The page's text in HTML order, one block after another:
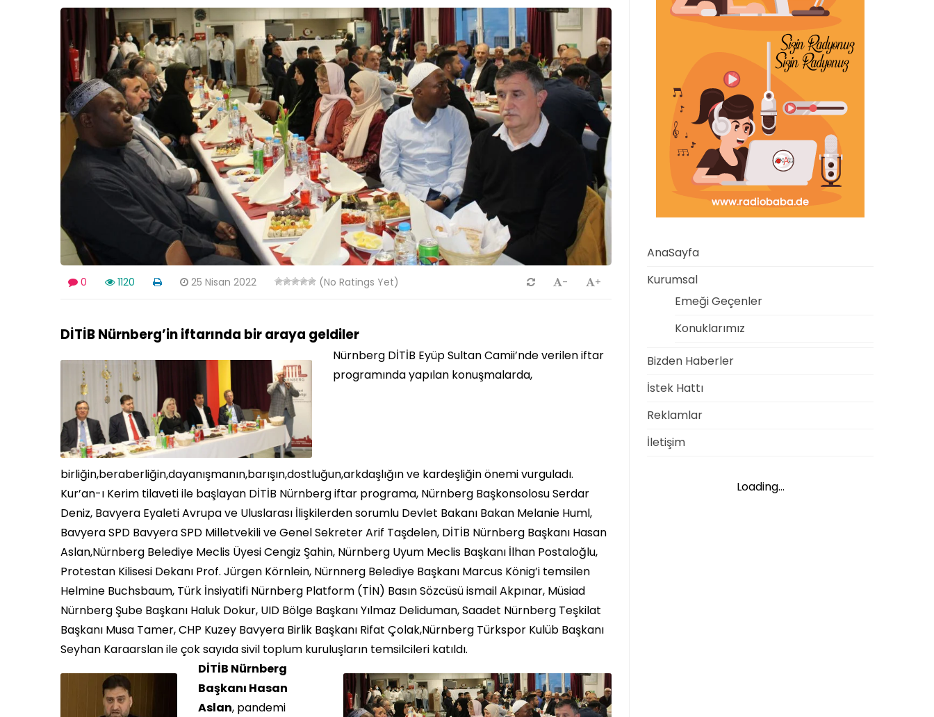
0 1120 25 Nisan 2022 (No Ratings Yet) +
-
DİTİB Nürnberg’iniftarında bir araya geldiler
Nürnberg DİTİB Eyüp Sultan Camii’nde verilen iftar
programında yapılan konuşmalarda,
birliğin,beraberliğin,dayanışmanın,barışın,dostluğun,arkdaşlığın ve kardeşliğin önemi vurguladı.
Kur’an-ı Kerim tilaveti ile başlayan DİTİB Nürnberg iftar programa, Nürnberg Başkonsolosu Serdar
Deniz, Bavyera Eyaleti Avrupa ve Uluslarası İlişkilerden sorumlu Devlet Bakanı Bakan Melanie Huml,
Bavyera SPD Bavyera SPD Milletvekili ve Genel Sekreter Arif Taşdelen, DİTİB Nürnberg Başkanı Hasan
Aslan,Nürnberg Belediye Meclis Üyesi Cengiz Şahin, Nürnberg Uyum Meclis Başkanı İlhan Postaloğlu,
Protestan Kilisesi Dekanı Prof. Jürgen Körnlein, Nürnnerg Belediye Başkanı Marcus König’i temsilen
Helmine Buchsbaum, Türk İnsiyatifi Nürnberg Platform (TİN) Basın Sözcüsü ismail Akpınar, Müsiad
Nürnberg Şube Başkanı Haluk Dokur, UID Bölge Başkanı Yılmaz Deliduman, Saadet Nürnberg Teşkilat
Başkanı Musa Tamer, CHP Kuzey Bavyera Birlik Başkanı Rifat Çolak,Nürnberg Türkspor Kulüb Başkanı
Seyhan Karaarslan ile çok sayıda sivil toplum kuruluşların temsilcileri katıldı.
DİTİB Nürnberg
Başkanı Hasan
Aslan, pandemi
AnaSayfa
Kurumsal
Emeği Geçenler
Konuklarımız
Bizden Haberler
İstek Hattı
Reklamlar
İletişim
Loading...